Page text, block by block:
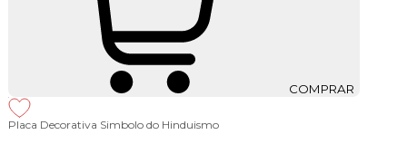
COMPRAR
Placa Decorativa Simbolo do Hinduismo